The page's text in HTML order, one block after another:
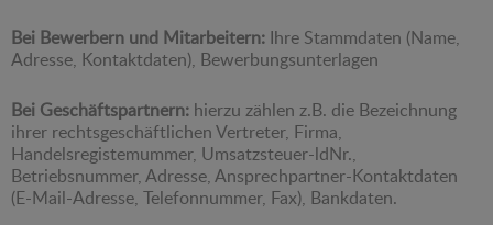
Bei Bewerbern und Mitarbeitern: Ihre Stammdaten (Name,
Adresse, Kontaktdaten), Bewerbungsunterlagen
Bei Geschäftspartnern: hierzu zählen z.B. die Bezeichnung
ihrer rechtsgeschäftlichen Vertreter, Firma,
Handelsregistemummer, Umsatzsteuer-ldNr.,
Betriebsnummer, Adresse, Ansprechpartner-Kontaktdaten
(E-Mail-Adresse, Telefonnummer, Fax), Bankdaten.